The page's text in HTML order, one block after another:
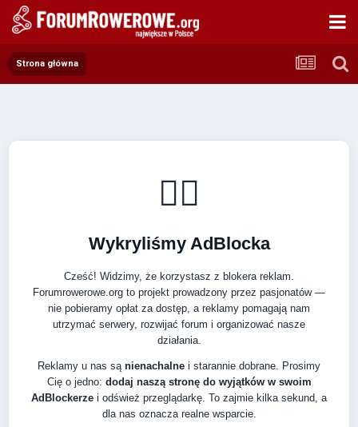
Strona główna
🚴‍♂️
Wykryliśmy AdBlocka
Cześć! Widzimy, że korzystasz z blokera reklam.
Forumrowerowe.org to projekt prowadzony przez pasjonatów —
nie pobieramy opłat za dostęp, a reklamy pomagają nam
utrzymać serwery, rozwijać forum i organizować nasze
działania.
Reklamy u nas są nienachalne i starannie dobrane. Prosimy
Cię o jedno: dodaj naszą stronę do wyjątków w swoim
AdBlockerze i odśwież przeglądarkę. To zajmie kilka sekund, a
dla nas oznacza realne wsparcie.